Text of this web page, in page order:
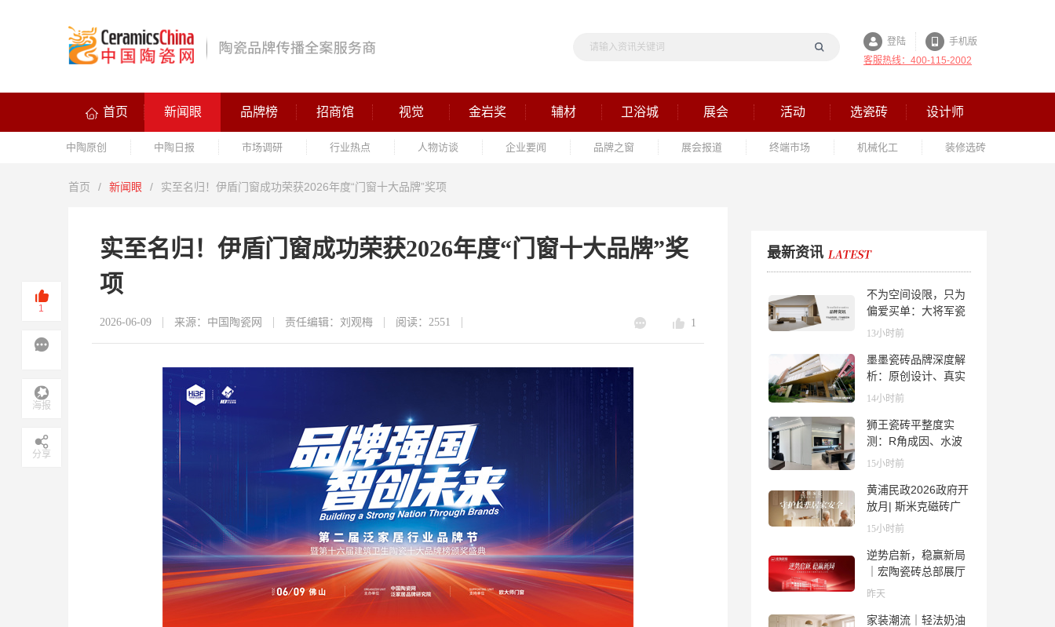
登陆
手机版
客服热线：400-115-2002
首页 新闻眼 品牌榜 招商馆 视觉 金岩奖 辅材 卫浴城 展会 活动 选瓷砖 设计师
中陶原创 中陶日报 市场调研 行业热点 人物访谈 企业要闻 品牌之窗 展会报道 终端市场 机械化工 装修选砖
首页 / 新闻眼 / 实至名归！伊盾门窗成功荣获2026年度“门窗十大品牌”奖项
实至名归！伊盾门窗成功荣获2026年度“门窗十大品牌”奖
项
2026-06-09 来源：中国陶瓷网 责任编辑：刘观梅 阅读：2551 1
最新资讯
不为空间设限，只为
偏爱买单：大将军瓷
砖解锁“高级哑”人居
13小时前
墨墨瓷砖品牌深度解
析：原创设计、真实
质感与市场口碑全览
14小时前
狮王瓷砖平整度实
测：R角成因、水波
纹真相、辊棒印解析
15小时前
黄浦民政2026政府开
放月| 斯米克磁砖广
场适老化体验中心正
15小时前
逆势启新，稳赢新局
｜宏陶瓷砖总部展厅
焕新升级开工大吉
昨天
家装潮流｜轻法奶油
1
海报
分享